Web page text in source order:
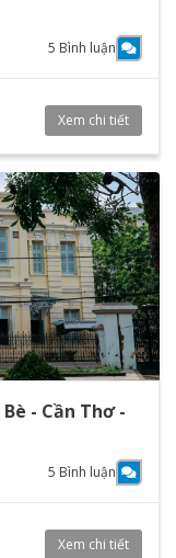
5 Bình luận
Xem chi tiết
- Cần Thơ -
5 Bình luận
Xem chi tiết